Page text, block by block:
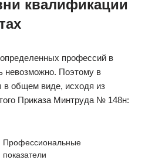
квалификации
профессий в
невозможно. Поэтому в
в общем виде, исходя из
Приказа Минтруда № 148н:
Профессиональные
показатели